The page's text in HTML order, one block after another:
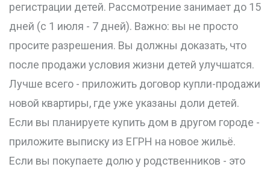
регистрации детей. Рассмотрение занимает до 15
дней (с 1 июля - 7 дней). Важно: вы не просто
просите разрешения. Вы должны доказать, что
после продажи условия жизни детей улучшатся.
Лучше всего - приложить договор купли-продажи
новой квартиры, где уже указаны доли детей.
Если вы планируете купить дом в другом городе -
приложите выписку из ЕГРН на новое жильё.
Если вы покупаете долю у родственников - это